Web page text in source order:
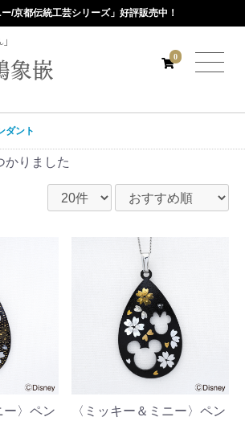
ー/京都伝統工芸シリーズ」好評販売中！
0
ダント
かりました
ー〉ペン
〈ミッキー＆ミニー〉ペン